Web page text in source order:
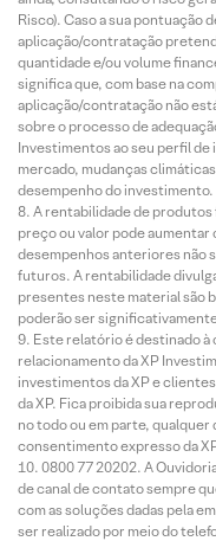
Risco). Caso a sua pontuação
aplicação/contratação
quantidade e/ou volume
significa que, com base na
aplicação/contratação não
sobre o processo de
Investimentos ao seu perfil de
mercado, mudanças
desempenho do investimento.
A rentabilidade de
preço ou valor pode
desempenhos anteriores não
futuros. A rentabilidade
presentes neste material são
poderão ser
Este relatório é destinado à
relacionamento da XP
investimentos da XP e
da XP. Fica proibida sua
no todo ou em parte,
consentimento expresso da
0800 77 20202. A
de canal de contato sempre
com as soluções dadas pela
ser realizado por meio do